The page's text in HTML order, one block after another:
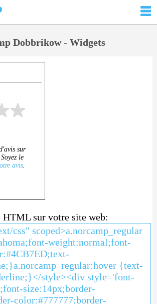
Dobbrikow - Widgets
HTML sur votre site web: